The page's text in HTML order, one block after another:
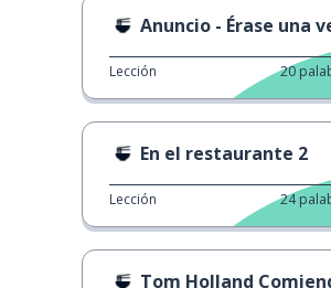
Anuncio - Érase una vez
Lección 20
En el restaurante 2
Lección 24
Tom Holland Comiendo